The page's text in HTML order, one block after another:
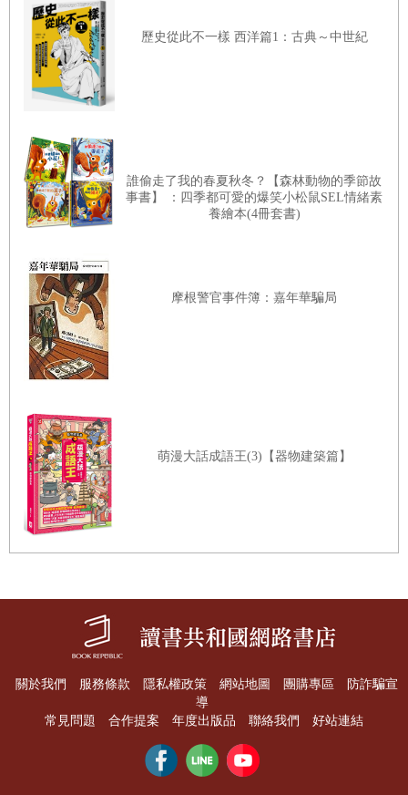
歷史從此不一樣 西洋篇1：古典～中世紀
誰偷走了我的春夏秋冬？【森林動物的季節故
事書】 ：四季都可愛的爆笑小松鼠SEL情緒素
養繪本(4冊套書)
摩根警官事件簿：嘉年華騙局
萌漫大話成語王(3)【器物建築篇】
關於我們 服務條款 隱私權政策 網站地圖 團購專區
防詐騙宣
導
常見問題
合作提案 年度出版品 聯絡我們 好站連結